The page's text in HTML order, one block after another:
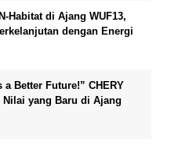
Habitat di Ajang WUF13,
dengan Energi
a Better Future!” CHERY
yang Baru di Ajang